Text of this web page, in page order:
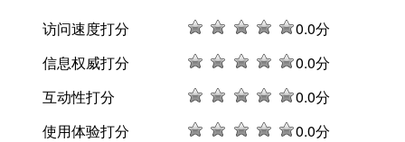
访问速度打分 0.0分
信息权威打分
0.0分
互动性打分
0.0分
使用体验打分
0.0分